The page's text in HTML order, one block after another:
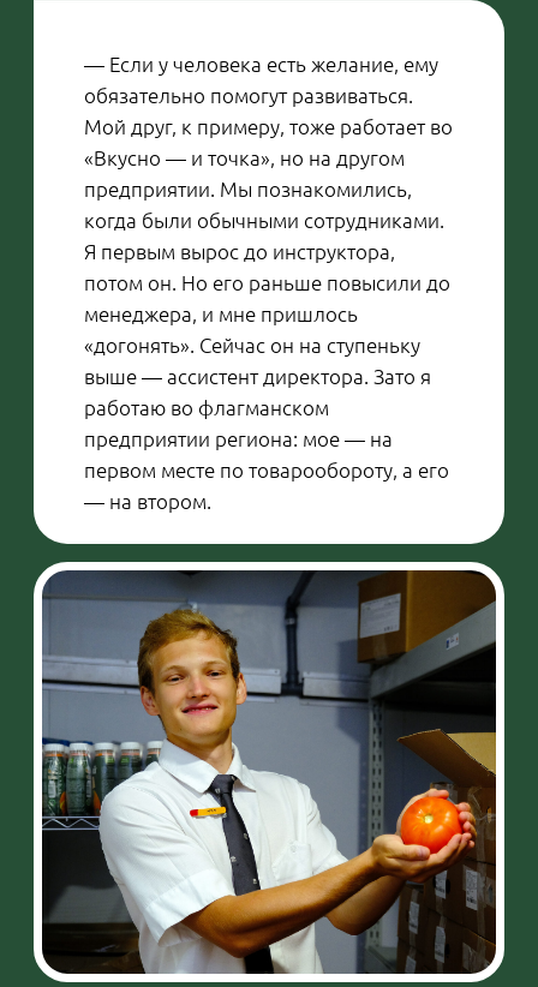
проходили во «Вкусно — и точка»,
встречали меня и очень удивлялись.
Для самых маленьких это настоящий
сюрприз — просто глаза на лоб.
— У меня очень сложные ногти:
покрытие, нанесенное в салоне, на
них не держалось, поэтому
приходилось делать маникюр самой.
В какой-то момент я решила
превратить хобби в бизнес —
окончила курсы и начала работать. Я
мастер однотонного гелевого
маникюра, умею рисовать френч,
использую стемпинг — это когда
рисунок наносится с помощью
металлической пластины и штампа.
Приходится постоянно следить за
трендами. Сейчас, например, на пике
популярности арочные квадратные
ногти. Что касается цветов, осенью все
сходят с ума по зеленому —
раскупают оливковые и фисташковые